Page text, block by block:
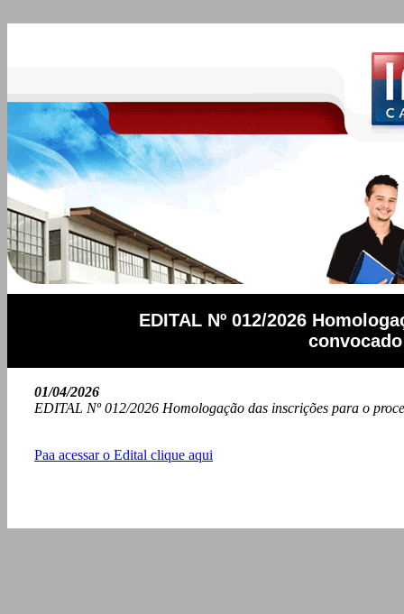
EDITAL Nº 012/2026
01/04/2026
EDITAL Nº 012/2026 Homologação das inscrições para o
Paa acessar o Edital clique aqui